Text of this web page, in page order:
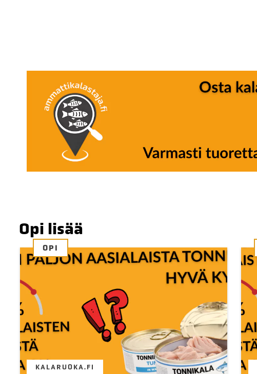
Opi lisää
OPI
KALARUOKA.FI